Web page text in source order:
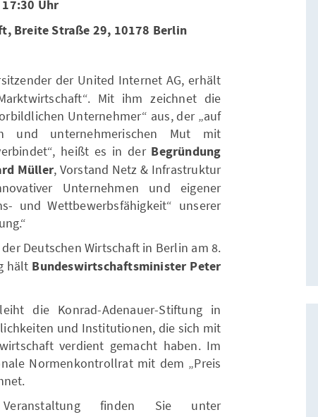
Uhr
Breite Straße 29, 10178 Berlin
der United Internet AG, erhält
Mit ihm zeichnet die
Unternehmer“ aus, der „auf
und unternehmerischen Mut mit
heißt es in der Begründung
Müller, Vorstand Netz & Infrastruktur
Unternehmen und eigener
und Wettbewerbsfähigkeit“ unserer
Deutschen Wirtschaft in Berlin am 8.
hält Bundeswirtschaftsminister Peter
die Konrad-Adenauer-Stiftung in
und Institutionen, die sich mit
verdient gemacht haben. Im
Normenkontrollrat mit dem „Preis
finden Sie unter